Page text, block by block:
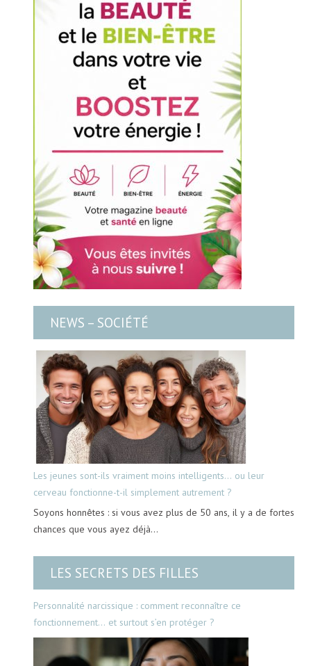
NEWS – SOCIÉTÉ
Les jeunes sont-ils vraiment moins intelligents… ou leur
cerveau fonctionne-t-il simplement autrement ?
Soyons honnêtes : si vous avez plus de 50 ans, il y a de fortes
chances que vous ayez déjà…
LES SECRETS DES FILLES
Personnalité narcissique : comment reconnaître ce
fonctionnement… et surtout s’en protéger ?